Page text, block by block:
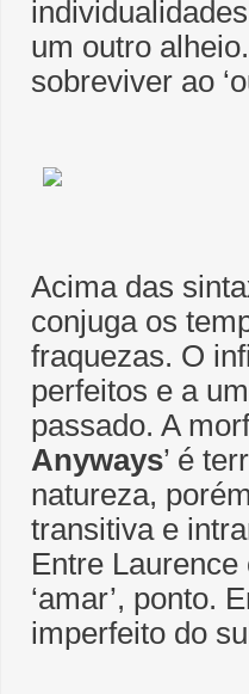
um outro alheio.
sobreviver ao
Acima das
conjuga os
fraquezas. O
perfeitos e a
passado. A
Anyways’ é
natureza,
transitiva e
Entre
‘amar’, ponto.
imperfeito do